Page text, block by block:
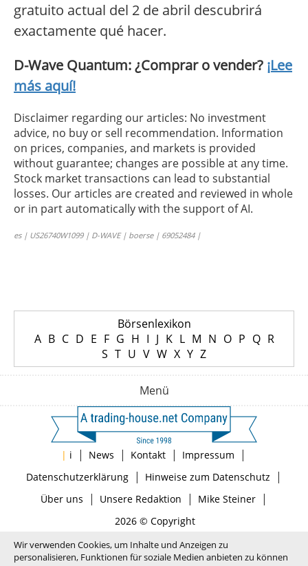
gratuito actual del 2 de abril descubrirá
exactamente qué hacer.
D-Wave Quantum: ¿Comprar o vender? ¡Lee
más aquí!
Disclaimer regarding our articles: No investment
advice, no buy or sell recommendation. Information
on prices, companies, and markets is provided
without guarantee; changes are possible at any time.
Stock market transactions can lead to substantial
losses. Our articles are created and reviewed in whole
or in part automatically with the support of AI.
es | US26740W1099 | D-WAVE | boerse | 69052484 |
Börsenlexikon
A B C D E F G H I J K L M N O P Q R
S T U V W X Y Z
Menü
| i | News | Kontakt | Impressum |
Datenschutzerklärung| Hinweise zum Datenschutz |
Über uns | Unsere Redaktion | Mike Steiner|
2026 © Copyright
Wir verwenden Cookies, um Inhalte und Anzeigen zu
personalisieren, Funktionen für soziale Medien anbieten zu können